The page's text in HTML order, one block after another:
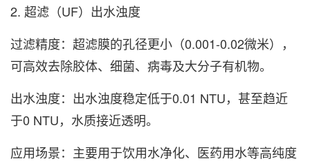
2. ‌超滤（UF）出水浊度‌
‌过滤精度‌：超滤膜的孔径更小（0.001-0.02微米），
可高效去除胶体、细菌、病毒及大分子有机物。
‌出水浊度‌：出水浊度‌稳定低于0.01 NTU‌，甚至趋近
于0 NTU，水质接近透明。
‌应用场景‌：主要用于饮用水净化、医药用水等高纯度